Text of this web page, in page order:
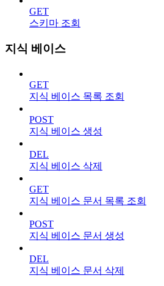
GET
스키마 조회
지식 베이스
GET
지식 베이스 목록 조회
POST
지식 베이스 생성
DEL
지식 베이스 삭제
GET
지식 베이스 문서 목록 조회
POST
지식 베이스 문서 생성
DEL
지식 베이스 문서 삭제